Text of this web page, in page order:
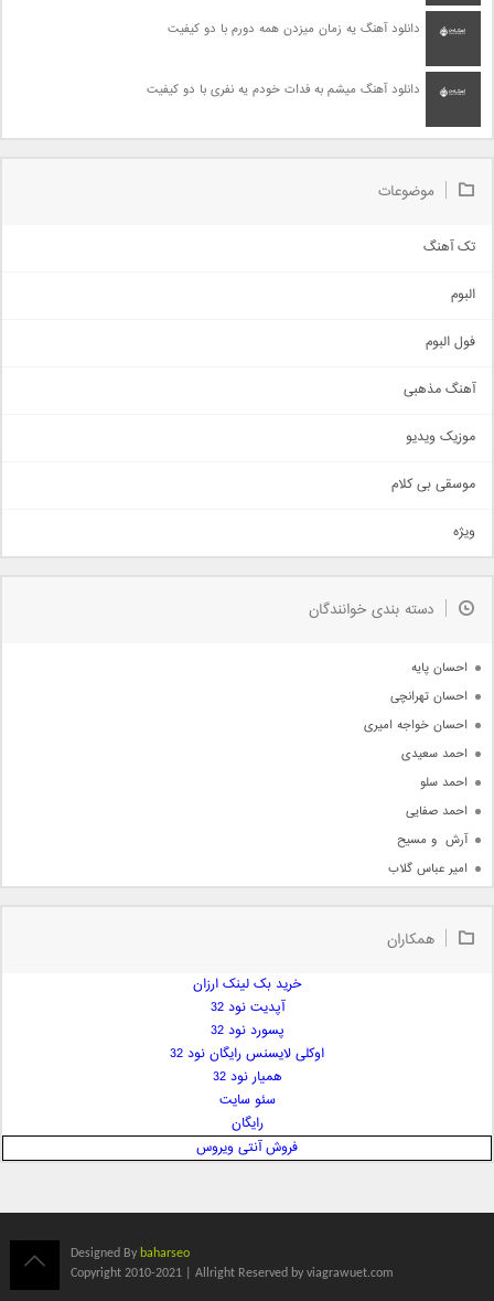
دانلود آهنگ یه زمان میزدن همه دورم با دو کیفیت
دانلود آهنگ میشم به فدات خودم یه نفری با دو کیفیت
موضوعات
تک آهنگ
اجتماعی
حماسی
سنتی
اهنگ بندرعباسی
دمو
مذهبی
جدیدترین ها
البوم
فول البوم
آهنگ مذهبی
موزیک ویدیو
موسقی بی کلام
ویژه
دسته بندی خوانندگان
احسان پایه
احسان تهرانچی
احسان خواجه امیری
احمد سعیدی
احمد سلو
احمد صفایی
آرش  و مسیح
امیر عباس گلاب
امیر علی
ایمان غلامی
بابک جهانبخش
همکاران
خرید بک لینک ارزان
آپدیت نود 32
پسورد نود 32
اوکلی لایسنس رایگان نود 32
همیار نود 32
سئو سایت
رایگان
فروش آنتی ویروس
Designed By baharseo
Copyright 2010-2021 | Allright Reserved by viagrawuet.com